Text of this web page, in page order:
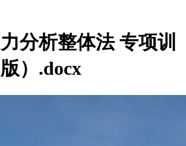
分析整体法 专项训
）.docx